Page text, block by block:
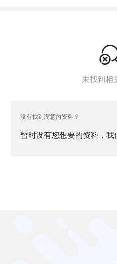
未找到相
没有找到满意的资料？
暂时没有您想要的资料，我